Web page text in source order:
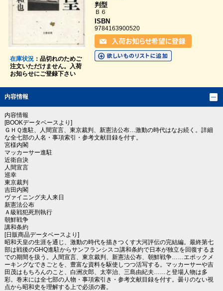
在庫状況：品切れのためご
注文いただけません。入荷
お知らせにご登録下さい
判型
Ｂ６
ISBN
9784163900520
内容情報
内容情報
[BOOKデータベースより]
ＧＨＱ進駐、人間宣言、東京裁判、新憲法公布…激動の時代はなお続く。詳細
な全七部の人名・事項索引・参考文献目録を付す。
宮様内閣
マッカーサー進駐
近衛自決
人間宣言
巡幸
東京裁判
吉田内閣
ヴァイニング夫人来日
新憲法公布
Ａ級戦犯死刑執行
朝鮮戦争
講和条約
[日販商品データベースより]
昭和天皇の生涯を通じ、激動の時代を描きつくす大河評伝の完結編。最終第七
部は戦後のGHQ進駐からサンフランシスコ講和条約で日本が独立を回復するま
での期間を扱う。人間宣言、東京裁判、新憲法公布、朝鮮戦争……エポックメ
ーキングなできごとを、豊富な資料を駆使しつつ活写する。マッカーサーや吉
田茂はもちろんのこと、白洲次郎、太宰治、三島由紀夫……と登場人物は多
彩。巻末には全七部の人物・事項索引き・参考文献目録を付す。曇りのない視
点から昭和史を理解する上で必須の書。